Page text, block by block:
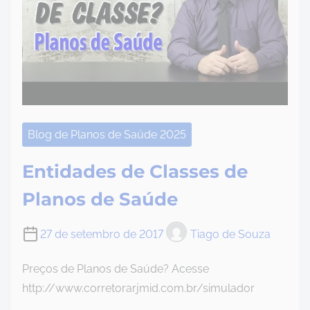
Blog de Planos de Saúde 2025
Entidades de Classes de
Planos de Saúde
27 de setembro de 2017 Tiago de Souza
Preços de Planos de Saúde? Acesse
http://www.corretorarjmid.com.br/simulador